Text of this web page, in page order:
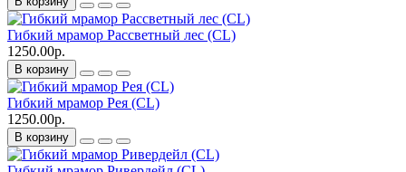
Гибкий мрамор Рассветный лес (CL)
1250.00р.
В корзину
Гибкий мрамор Рея (CL)
1250.00р.
В корзину